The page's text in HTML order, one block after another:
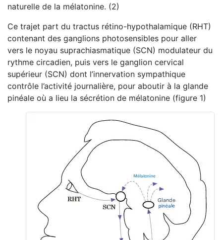
naturelle de la mélatonine. (2)
Ce trajet part du tractus rétino-hypothalamique (RHT)
contenant des ganglions photosensibles pour aller
vers le noyau suprachiasmatique (SCN) modulateur du
rythme circadien, puis vers le ganglion cervical
supérieur (SCN) dont l’innervation sympathique
contrôle l’activité journalière, pour aboutir à la glande
pinéale où a lieu la sécrétion de mélatonine (figure 1)